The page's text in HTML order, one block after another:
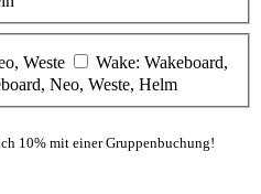
Weste
Wake: Wakeboard,
Neo, Weste, Helm
10% mit einer Gruppenbuchung!